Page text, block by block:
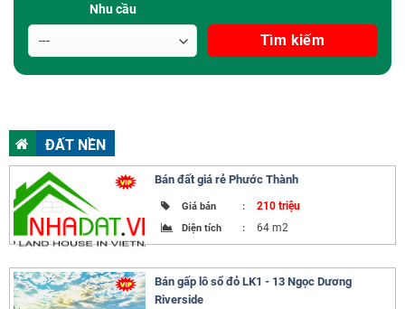
Nhu cầu
ĐẤT NỀN
Bán đất giá rẻ Phước Thành
Giá bán : 210 triệu
Diện tích : 64 m2
Bán gấp lô sổ đỏ LK1 - 13 Ngọc Dương
Riverside